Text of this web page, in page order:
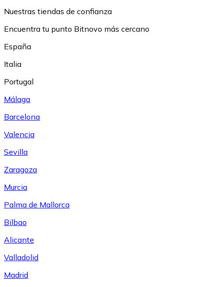
Nuestras tiendas de confianza
Encuentra tu punto Bitnovo más cercano
España
Italia
Portugal
Málaga
Barcelona
Valencia
Sevilla
Zaragoza
Murcia
Palma de Mallorca
Bilbao
Alicante
Valladolid
Madrid